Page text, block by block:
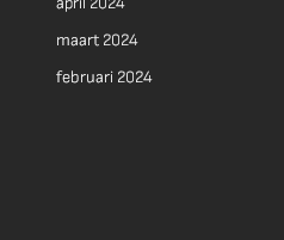
maart 2024
februari 2024